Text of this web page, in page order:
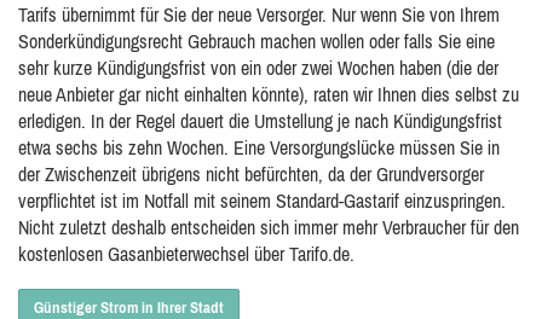
Tarifs übernimmt für Sie der neue Versorger. Nur wenn Sie von Ihrem
Sonderkündigungsrecht Gebrauch machen wollen oder falls Sie eine
sehr kurze Kündigungsfrist von ein oder zwei Wochen haben (die der
neue Anbieter gar nicht einhalten könnte), raten wir Ihnen dies selbst zu
erledigen. In der Regel dauert die Umstellung je nach Kündigungsfrist
etwa sechs bis zehn Wochen. Eine Versorgungslücke müssen Sie in
der Zwischenzeit übrigens nicht befürchten, da der Grundversorger
verpflichtet ist im Notfall mit seinem Standard-Gastarif einzuspringen.
Nicht zuletzt deshalb entscheiden sich immer mehr Verbraucher für den
kostenlosen Gasanbieterwechsel über Tarifo.de.
Günstiger Strom in Ihrer Stadt